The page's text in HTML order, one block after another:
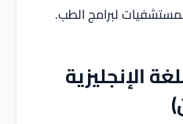
لبرامج الطب.
الإنجليزية